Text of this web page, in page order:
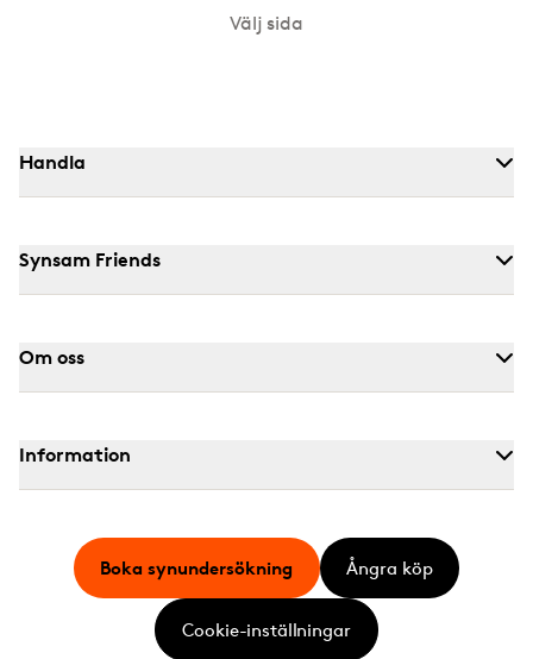
Välj sida
Handla
Synsam Friends
Om oss
Information
Boka synundersökning Ångra köp
Cookie-inställningar